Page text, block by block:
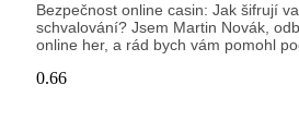
Bezpečnost online casin: Jak šifrují
schvalování? Jsem Martin Novák,
online her, a rád bych vám pomohl